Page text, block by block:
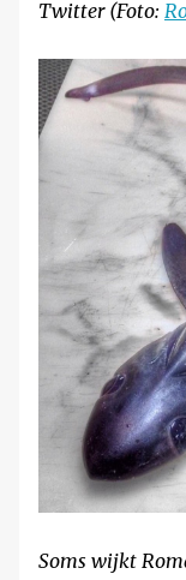
Twitter (Foto:
Soms wijkt